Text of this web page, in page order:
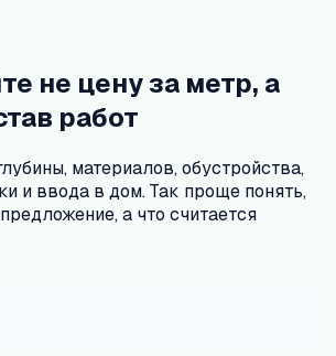
не цену за метр, а
работ
материалов, обустройства,
и ввода в дом. Так проще понять,
а что считается